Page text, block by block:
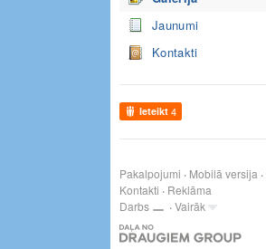
Jaunumi
Kontakti
Ieteikt 4
Pakalpojumi Mobilā versija
Kontakti
Reklāma
Darbs
Vairāk